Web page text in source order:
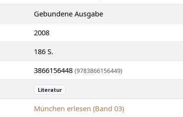
Gebundene Ausgabe
2008
186 S.
3866156448 (9783866156449)
Literatur
München erlesen (Band 03)